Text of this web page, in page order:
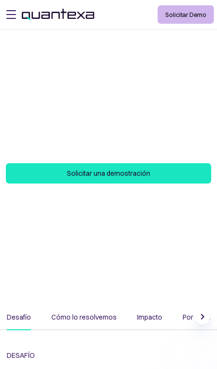
open menu Solicitar Demo
Solicitar una demostración
Desafío Cómo lo resolvemos Impacto Por qué
DESAFÍO